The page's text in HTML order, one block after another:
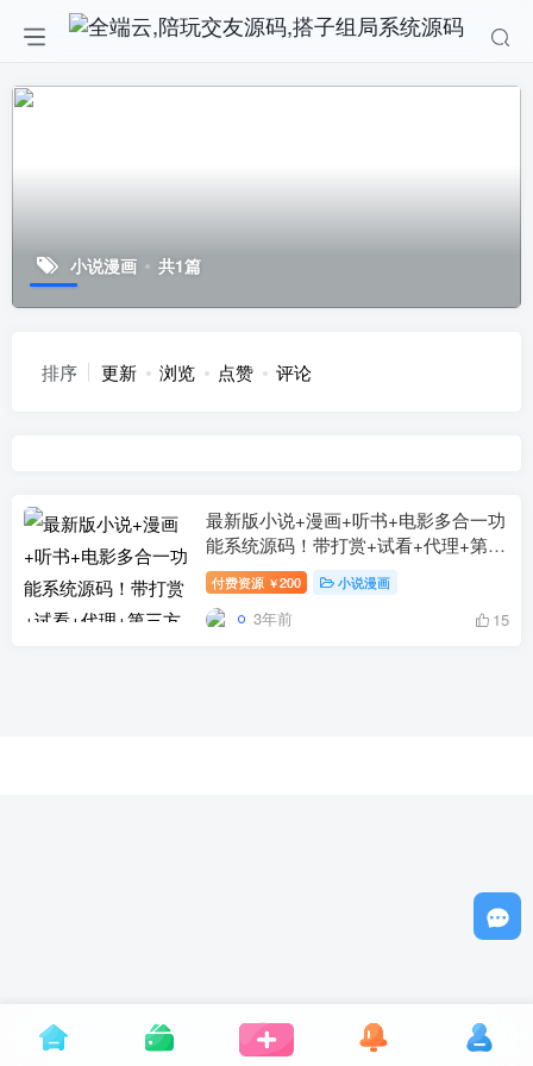
小说漫画 共1篇
排序 更新 浏览 点赞 评论
最新版小说+漫画+听书+电影多合一功
能系统源码！带打赏+试看+代理+第三
方支付
付费资源 ￥200 小说漫画
3年前 15